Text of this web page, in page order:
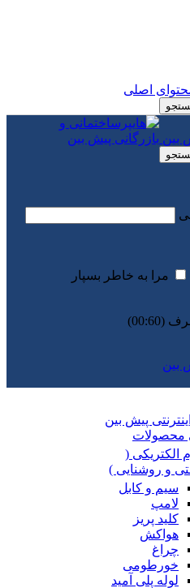
اصلی
مرا به خاطر بسپار
(00:
60
)
پیش بین
محصولات
الکتریکی (
و روشنایی )
سیم و کابل
لامپ
کلید پریز
هواکش
چراغ
خورطومی
لوله پلی آمید